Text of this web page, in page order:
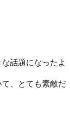
話題になったよ
、とても素敵だ